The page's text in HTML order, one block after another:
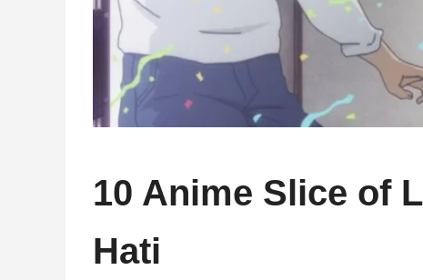
10 Anime Slice of
Hati